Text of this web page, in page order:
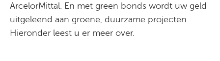
ArcelorMittal. En met green bonds wordt uw geld
uitgeleend aan groene, duurzame projecten.
Hieronder leest u er meer over.